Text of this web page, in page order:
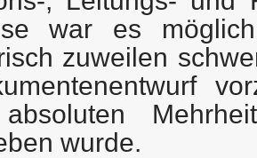
war es
zuweilen
wurde.